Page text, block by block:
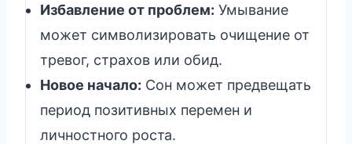
Избавление от проблем: Умывание
может символизировать очищение от
тревог, страхов или обид.
Новое начало: Сон может предвещать
период позитивных перемен и
личностного роста.